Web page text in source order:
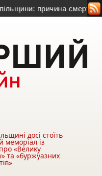
причина смерті –
досі стоїть
меморіал із
«Велику
та «буржуазних